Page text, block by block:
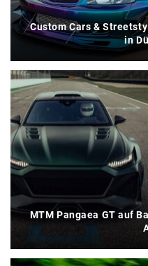
Custom Cars &
in
MTM Pangaea GT auf